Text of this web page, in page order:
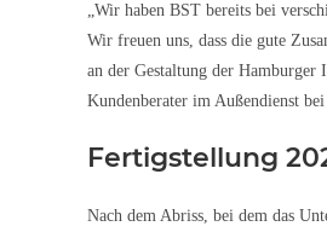
„Wir haben BST bereits bei
Wir freuen uns, dass die gute
an der Gestaltung der Hamburger
Kundenberater im Außendienst
Fertigstellung
Nach dem Abriss, bei dem das